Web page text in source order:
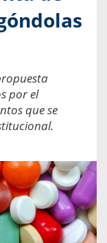
por el
que se